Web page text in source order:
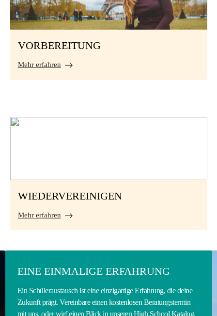
VORBEREITUNG
Mehr erfahren
WIEDERVEREINIGEN
Mehr erfahren
EINE EINMALIGE ERFAHRUNG
Ein Schüleraustausch ist eine einzigartige Erfahrung, die deine
Zukunft prägt. Vereinbare einen kostenlosen Beratungstermin
mit uns, oder wirf einen Blick in unseren High School Katalog,